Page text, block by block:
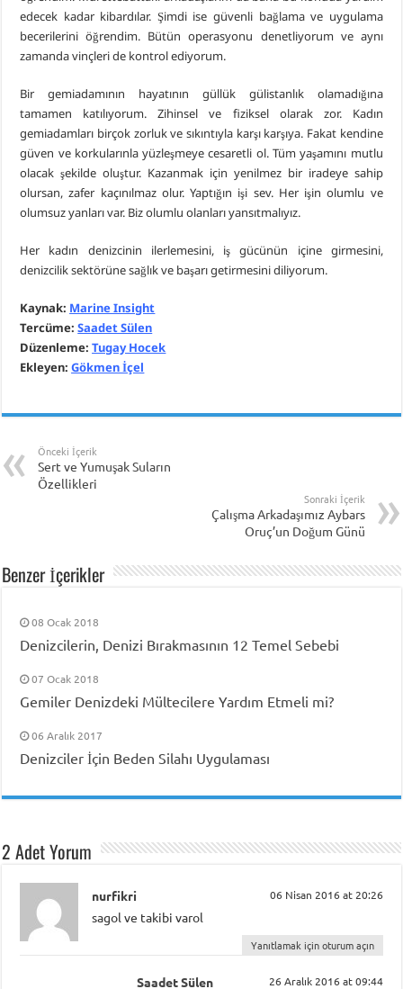
edecek kadar kibardılar. Şimdi ise güvenli bağlama ve uygulama
becerilerini öğrendim. Bütün operasyonu denetliyorum ve aynı
zamanda vinçleri de kontrol ediyorum.
Bir gemiadamının hayatının güllük gülistanlık olamadığına
tamamen katılıyorum. Zihinsel ve fiziksel olarak zor. Kadın
gemiadamları birçok zorluk ve sıkıntıyla karşı karşıya. Fakat kendine
güven ve korkularınla yüzleşmeye cesaretli ol. Tüm yaşamını mutlu
olacak şekilde oluştur. Kazanmak için yenilmez bir iradeye sahip
olursan, zafer kaçınılmaz olur. Yaptığın işi sev. Her işin olumlu ve
olumsuz yanları var. Biz olumlu olanları yansıtmalıyız.
Her kadın denizcinin ilerlemesini, iş gücünün içine girmesini,
denizcilik sektörüne sağlık ve başarı getirmesini diliyorum.
Kaynak: Marine Insight
Tercüme:Saadet Sülen
Düzenleme:Tugay Hocek
Ekleyen:Gökmen İçel
Önceki İçerik
Sert ve Yumuşak Suların
Özellikleri
Sonraki İçerik
Çalışma Arkadaşımız Aybars
Oruç’un Doğum Günü
Benzer İçerikler
08 Ocak 2018
Denizcilerin, Denizi Bırakmasının 12 Temel Sebebi
07 Ocak 2018
Gemiler Denizdeki Mültecilere Yardım Etmeli mi?
06 Aralık 2017
Denizciler İçin Beden Silahı Uygulaması
2 Adet Yorum
nurfikri 06 Nisan 2016 at 20:26
sagol ve takibi varol
Yanıtlamak için oturum açın
Saadet Sülen 26 Aralık 2016 at 09:44